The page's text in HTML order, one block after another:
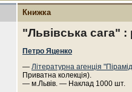
Книжка
"Львівська сага"
Петро Яценко
— Літературна агенція
Приватна колекція).
— м.Львів. — Наклад 1000 шт.